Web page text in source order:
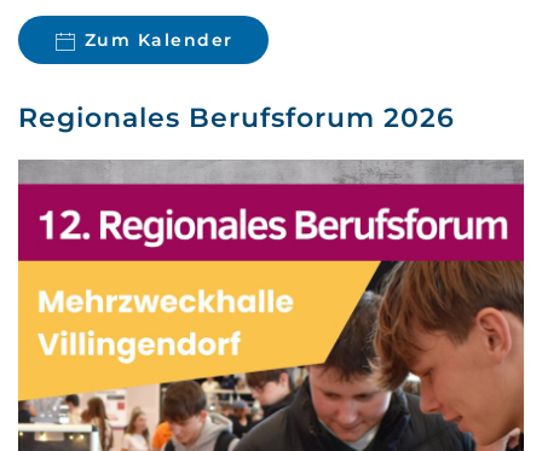
Zum Kalender
Regionales Berufsforum 2026